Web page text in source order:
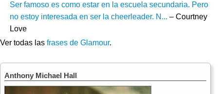
Ser famoso es como estar en la escuela secundaria. Pero
no estoy interesada en ser la cheerleader. N... – Courtney
Love
Ver todas las frases de Glamour.
Anthony Michael Hall